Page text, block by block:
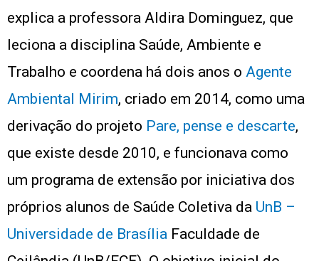
explica a professora Aldira Dominguez, que
leciona a disciplina Saúde, Ambiente e
Trabalho e coordena há dois anos o Agente
Ambiental Mirim, criado em 2014, como uma
derivação do projeto Pare, pense e descarte,
que existe desde 2010, e funcionava como
um programa de extensão por iniciativa dos
próprios alunos de Saúde Coletiva da UnB –
Universidade de Brasília Faculdade de